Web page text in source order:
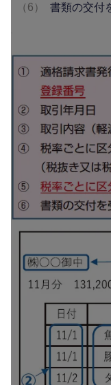
（6）
書類の交付